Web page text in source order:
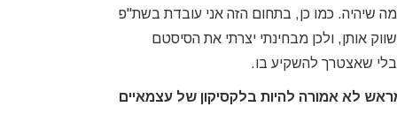
שיהיה. כמו כן, בתחום הזה אני עובדת בשת"פ
אותן, ולכן מבחינתי יצרתי את הסיסטם
בלי שאצטרך להשקיע בו.
לא אמורה להיות בלקסיקון של עצמאיים